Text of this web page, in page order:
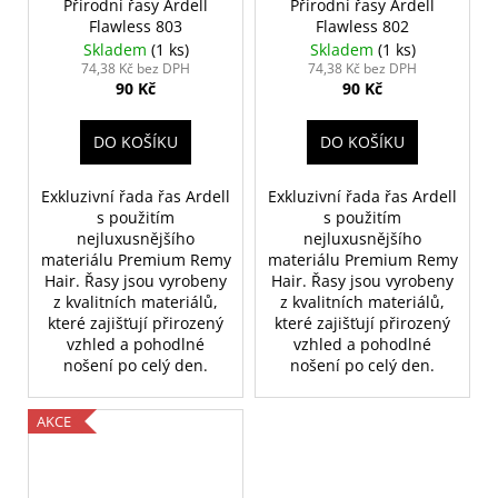
Přírodní řasy Ardell
Flawless 803
Skladem (1 ks)
74,38 Kč bez DPH
90 Kč
DO KOŠÍKU
Exkluzivní řada řas Ardell
s použitím
nejluxusnějšího
materiálu Premium Remy
Hair. Řasy jsou vyrobeny
z kvalitních materiálů,
které zajišťují přirozený
vzhled a pohodlné
nošení po celý den.
Přírodní řasy Ardell
Flawless 802
Skladem (1 ks)
74,38 Kč bez DPH
90 Kč
DO KOŠÍKU
Exkluzivní řada řas Ardell
s použitím
nejluxusnějšího
materiálu Premium Remy
Hair. Řasy jsou vyrobeny
z kvalitních materiálů,
které zajišťují přirozený
vzhled a pohodlné
nošení po celý den.
AKCE